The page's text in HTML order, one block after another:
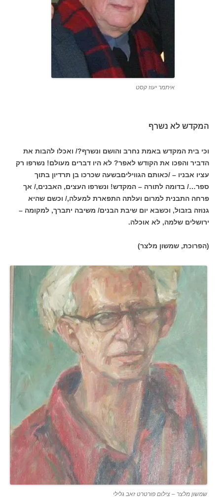
איתמר יעוז קסט
המקדש לא נשרף
וכי בית המקדש באמת נחרב והושם ונשרף?/ ואכלו להבות את
הדביר והפכו את הקודש לאפר? לא היו דברים מעולם! נשרפו רק
עציו אבניו – /כאותם הגוויליםבשעה שכרכו בן תרדיון בתוך
ספר…/ בדומה לתורה – המקדש! ונשרפו העצים, האבנים,/ אך
פרחה התבנית למרום ועלתה התפארת למעלה,/ וכשם שהיא
גנוזה בזבול, וכשבא יום שיבת הבנים/ משיבה יתברך, למקומה –
ירושלים שלמה, לא אוכלה.
(הפרוכת, שמשון מלצר)
שמשון מלצר – צילום פורטרט זאב גלילי